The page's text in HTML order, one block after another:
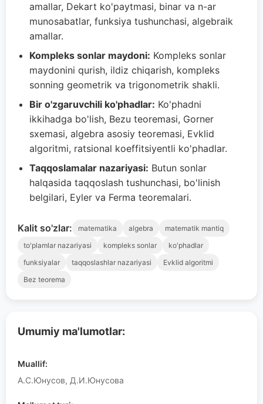
Umumiy ma'lumotlar:
Muallif:
А.С.Юнусов, Д.И.Юнусова
amallar, Dekart ko'paytmasi, binar va n-ar
munosabatlar, funksiya tushunchasi, algebraik
amallar.
Kompleks sonlar maydoni: Kompleks sonlar
maydonini qurish, ildiz chiqarish, kompleks
sonning geometrik va trigonometrik shakli.
Bir o'zgaruvchili ko'phadlar: Ko'phadni
ikkihadga bo'lish, Bezu teoremasi, Gorner
sxemasi, algebra asosiy teoremasi, Evklid
algoritmi, ratsional koeffitsiyentli ko'phadlar.
Taqqoslamalar nazariyasi: Butun sonlar
halqasida taqqoslash tushunchasi, bo'linish
belgilari, Eyler va Ferma teoremalari.
Kalit so'zlar: matematika algebra
matematik mantiq
to'plamlar nazariyasi
kompleks sonlar
ko'phadlar
funksiyalar
taqqoslashlar nazariyasi
Evklid algoritmi
Bez teorema